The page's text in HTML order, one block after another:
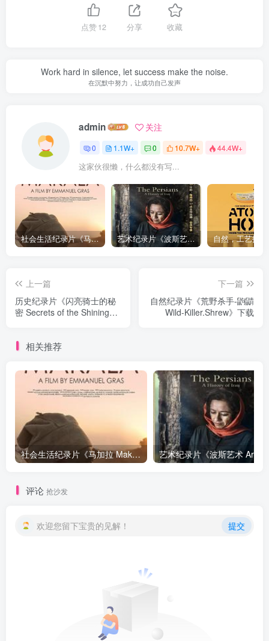
点赞12 分享 收藏
Work hard in silence, let success make the noise.
在沉默中努力，让成功自己发声
admin 关注
0 1.1W+ 0 10.7W+ 44.4W+
这家伙很懒，什么都没有写...
社会生活纪录片《马加拉 Makala》下载 艺术纪录片《波斯艺术 Art of Persia》下载
上一篇
历史纪录片《闪亮骑士的秘
密 Secrets of the Shining
下一篇
自然纪录片《荒野杀手-鼩鼱
Wild-Killer.Shrew》下载
相关推荐
社会生活纪录片《马加拉 Makala》下载
评论 抢沙发
欢迎您留下宝贵的见解！ 提交